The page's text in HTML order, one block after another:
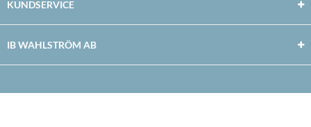
KUNDSERVICE
IB WAHLSTRÖM AB
Facebook
TwitterYoutubeInstagram